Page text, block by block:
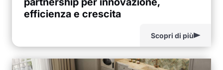
efficienza e crescita
Scopri di più